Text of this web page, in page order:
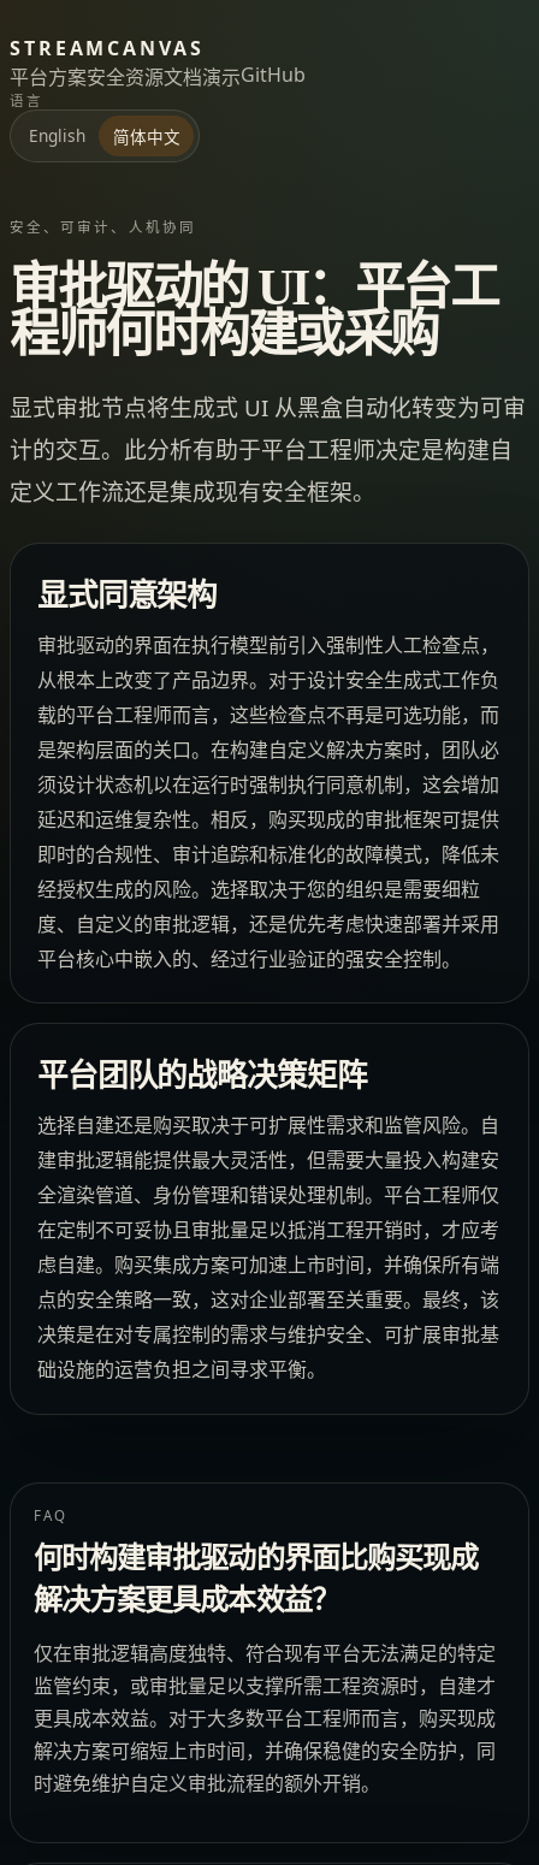
STREAMCANVAS
平台方案安全资源文档演示GitHub
语言
English 简体中文
安全、可审计、人机协同
审批驱动的 UI：平台工
程师何时构建或采购
显式审批节点将生成式 UI 从黑盒自动化转变为可审
计的交互。此分析有助于平台工程师决定是构建自
定义工作流还是集成现有安全框架。
显式同意架构
审批驱动的界面在执行模型前引入强制性人工检查点，
从根本上改变了产品边界。对于设计安全生成式工作负
载的平台工程师而言，这些检查点不再是可选功能，而
是架构层面的关口。在构建自定义解决方案时，团队必
须设计状态机以在运行时强制执行同意机制，这会增加
延迟和运维复杂性。相反，购买现成的审批框架可提供
即时的合规性、审计追踪和标准化的故障模式，降低未
经授权生成的风险。选择取决于您的组织是需要细粒
度、自定义的审批逻辑，还是优先考虑快速部署并采用
平台核心中嵌入的、经过行业验证的强安全控制。
平台团队的战略决策矩阵
选择自建还是购买取决于可扩展性需求和监管风险。自
建审批逻辑能提供最大灵活性，但需要大量投入构建安
全渲染管道、身份管理和错误处理机制。平台工程师仅
在定制不可妥协且审批量足以抵消工程开销时，才应考
虑自建。购买集成方案可加速上市时间，并确保所有端
点的安全策略一致，这对企业部署至关重要。最终，该
决策是在对专属控制的需求与维护安全、可扩展审批基
础设施的运营负担之间寻求平衡。
FAQ
何时构建审批驱动的界面比购买现成
解决方案更具成本效益？
仅在审批逻辑高度独特、符合现有平台无法满足的特定
监管约束，或审批量足以支撑所需工程资源时，自建才
更具成本效益。对于大多数平台工程师而言，购买现成
解决方案可缩短上市时间，并确保稳健的安全防护，同
时避免维护自定义审批流程的额外开销。